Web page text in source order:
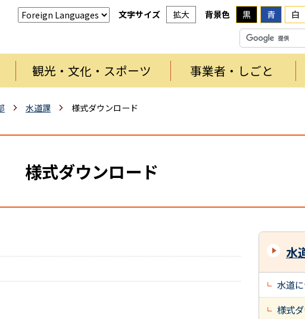
文字サイズ 拡大 背景色 黒 青 白
観光・文化・スポーツ 事業者・しごと
水道課 様式ダウンロード
様式ダウンロード
水
水道
様式